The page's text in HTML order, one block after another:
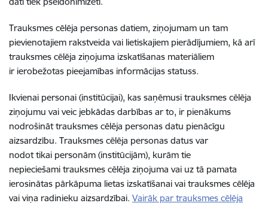
Trauksmes cēlēja personas datiem, ziņojumam un tam
pievienotajiem rakstveida vai lietiskajiem pierādījumiem, kā arī
trauksmes cēlēja ziņojuma izskatīšanas materiāliem
ir ierobežotas pieejamības informācijas statuss.
Ikvienai personai (institūcijai), kas saņēmusi trauksmes cēlēja
ziņojumu vai veic jebkādas darbības ar to, ir pienākums
nodrošināttrauksmes cēlēja personas datu pienācīgu
aizsardzību. Trauksmes cēlēja personas datus var
nodottikai personām (institūcijām), kurām tie
nepieciešami trauksmes cēlēja ziņojuma vai uz tā pamata
ierosinātas pārkāpuma lietas izskatīšanai vai trauksmes cēlēja
vai viņa radinieku aizsardzībai. Vairāk par trauksmes cēlēja